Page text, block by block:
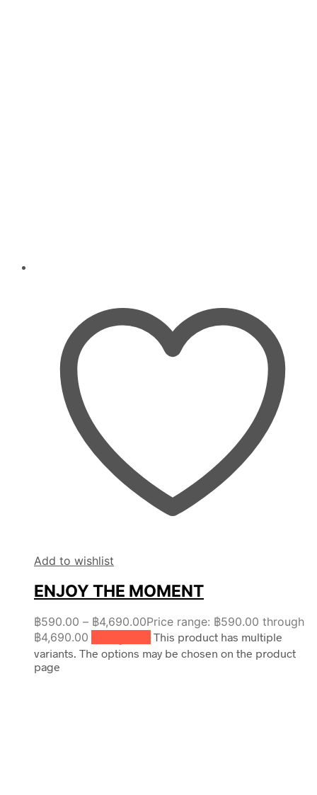
Add to wishlist
ENJOY THE MOMENT
฿590.00 – ฿4,690.00Price range: ฿590.00 through
฿4,690.00
This product has multiple
variants. The options may be chosen on the product
page